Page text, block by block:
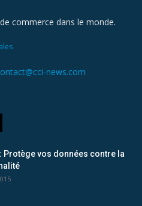
commerce dans le monde.
news.com
Protège vos données contre la